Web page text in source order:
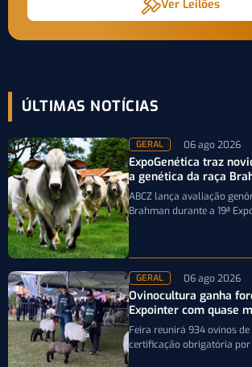
Ver Leilões
ÚLTIMAS NOTÍCIAS
GERAL 06 ago 2026
ExpoGenética traz
a genética da raça
ABCZ lança avaliação
Brahman durante a 19ª
GERAL 06 ago 2026
Ovinocultura ganha
Expointer com quase
inscritos
Feira reunirá 934 ovinos de
certificação obrigatória por